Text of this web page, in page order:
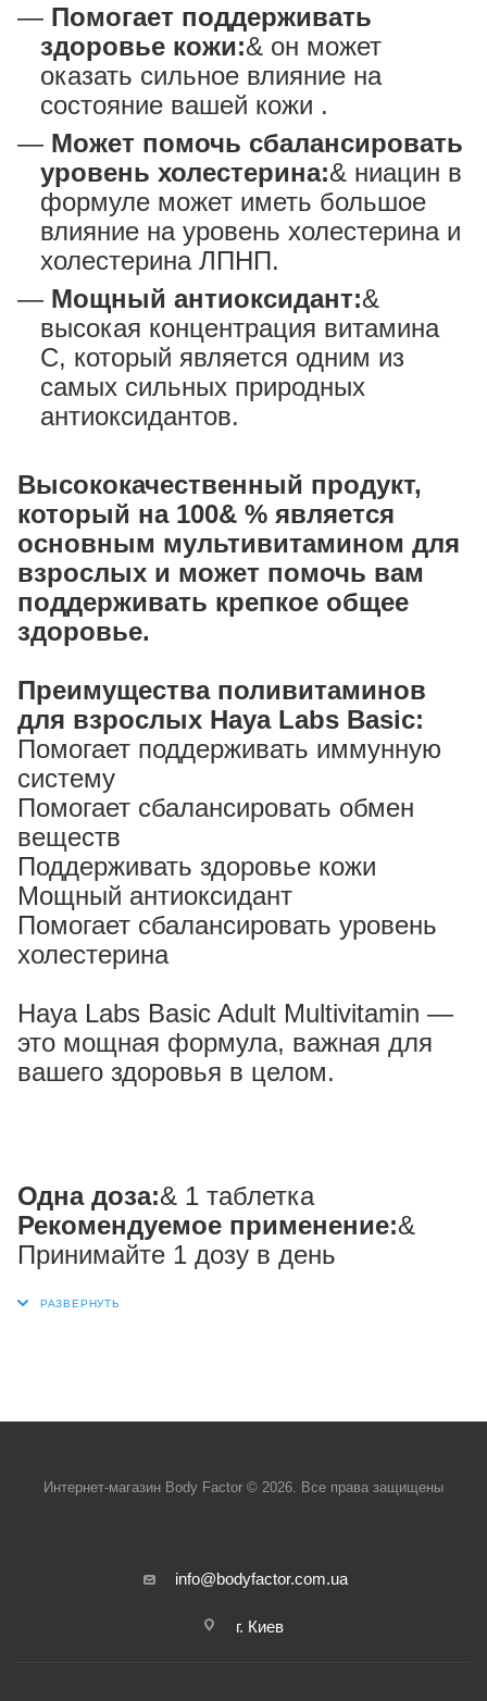
Помогает поддерживать
здоровье кожи:& он может
оказать сильное влияние на
состояние вашей кожи .
Может помочь сбалансировать
уровень холестерина:& ниацин в
формуле может иметь большое
влияние на уровень холестерина и
холестерина ЛПНП.
Мощный антиоксидант:&
высокая концентрация витамина
С, который является одним из
самых сильных природных
антиоксидантов.
Высококачественный продукт,
который на 100& % является
основным мультивитамином для
взрослых и может помочь вам
поддерживать крепкое общее
здоровье.
Преимущества поливитаминов
для взрослых Haya Labs Basic:
Помогает поддерживать иммунную
систему
Помогает сбалансировать обмен
веществ
Поддерживать здоровье кожи
Мощный антиоксидант
Помогает сбалансировать уровень
холестерина
Haya Labs Basic Adult Multivitamin —
это мощная формула, важная для
вашего здоровья в целом.
Одна доза:& 1 таблетка
Рекомендуемое применение:&
Принимайте 1 дозу в день
Интернет-магазин Body Factor © 2026. Все права защищены
info@bodyfactor.com.ua
г. Киев